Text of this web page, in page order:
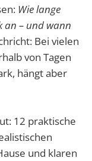
Wie lange
– und wann
Bei vielen
von Tagen
hängt aber
12 praktische
und klaren